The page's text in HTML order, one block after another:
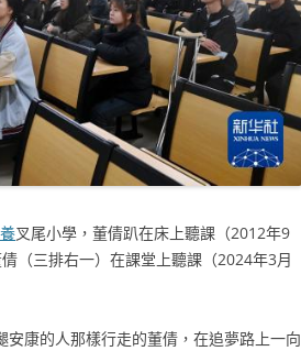
叉尾小學，董倩趴在床上聽課（2012年9
（三排右一）在課堂上聽課（2024年3月
康的人那樣行走的董倩，在追夢路上一向